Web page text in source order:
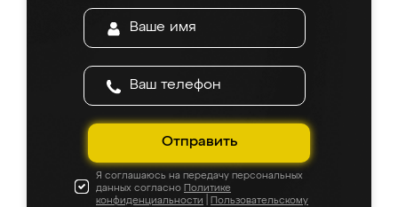
Отправить
Я соглашаюсь на передачу персональных
данных согласно Политике
конфиденциальности
Пользовательскому